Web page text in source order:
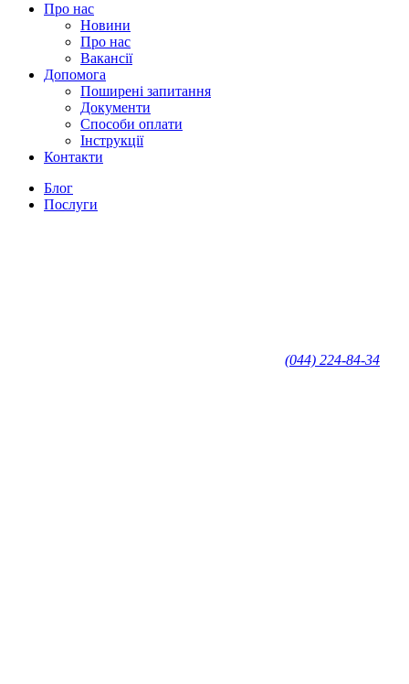
Про нас
Новини
Про нас
Вакансії
Допомога
Поширені запитання
Документи
Способи оплати
Інструкції
Контакти
Блог
Послуги
(044) 224-84-34